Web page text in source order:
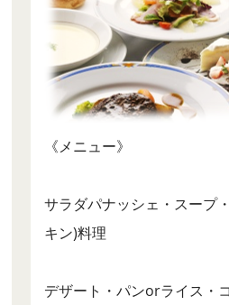
《メニュー》
サラダパナッシェ・スープ
キン)料理
デザート・パンorライス・